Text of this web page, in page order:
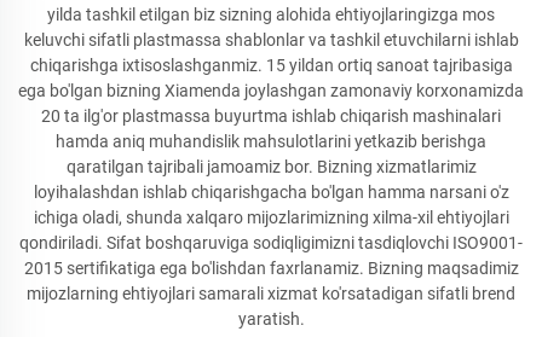
yilda tashkil etilgan biz sizning alohida ehtiyojlaringizga mos
keluvchi sifatli plastmassa shablonlar va tashkil etuvchilarni ishlab
chiqarishga ixtisoslashganmiz. 15 yildan ortiq sanoat tajribasiga
ega bo'lgan bizning Xiamenda joylashgan zamonaviy korxonamizda
20 ta ilg'or plastmassa buyurtma ishlab chiqarish mashinalari
hamda aniq muhandislik mahsulotlarini yetkazib berishga
qaratilgan tajribali jamoamiz bor. Bizning xizmatlarimiz
loyihalashdan ishlab chiqarishgacha bo'lgan hamma narsani o'z
ichiga oladi, shunda xalqaro mijozlarimizning xilma-xil ehtiyojlari
qondiriladi. Sifat boshqaruviga sodiqligimizni tasdiqlovchi ISO9001-
2015 sertifikatiga ega bo'lishdan faxrlanamiz. Bizning maqsadimiz
mijozlarning ehtiyojlari samarali xizmat ko'rsatadigan sifatli brend
yaratish.